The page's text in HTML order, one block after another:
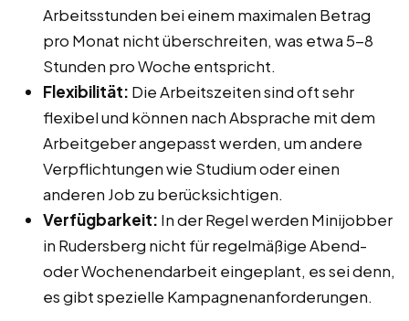
Arbeitsstunden bei einem maximalen Betrag
pro Monat nicht überschreiten, was etwa 5-8
Stunden pro Woche entspricht.
Flexibilität: Die Arbeitszeiten sind oft sehr
flexibel und können nach Absprache mit dem
Arbeitgeber angepasst werden, um andere
Verpflichtungen wie Studium oder einen
anderen Job zu berücksichtigen.
Verfügbarkeit: In der Regel werden Minijobber
in Rudersberg nicht für regelmäßige Abend-
oder Wochenendarbeit eingeplant, es sei denn,
es gibt spezielle Kampagnenanforderungen.